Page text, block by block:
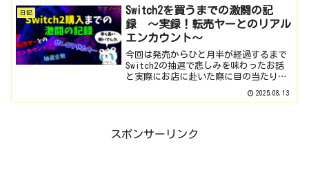
ダウンから始まり最後の日には別方向で
の衝撃の展開が・・...
日記
Switch2を買うまでの激闘の記
録 ～実録！転売ヤーとのリアル
エンカウント～
今回は発売からひと月半が経過するまで
Switch2の抽選で悲しみを味わったお話
と実際にお店に赴いた際に目の当たりに
を含めた実態を記しておこうと思いま
2025.08.13
スポンサーリンク